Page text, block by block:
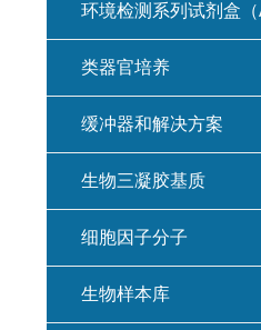
环境检测系列试剂盒（
类器官培养
缓冲器和解决方案
生物三凝胶基质
细胞因子分子
生物样本库